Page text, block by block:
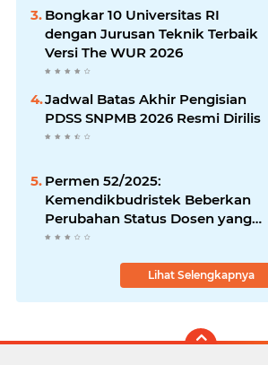
Bongkar 10 Universitas RI
dengan Jurusan Teknik Terbaik
Versi The WUR 2026
Jadwal Batas Akhir Pengisian
PDSS SNPMB 2026 Resmi Dirilis
Permen 52/2025:
Kemendikbudristek Beberkan
Perubahan Status Dosen yang
Krusial
Lihat Selengkapnya